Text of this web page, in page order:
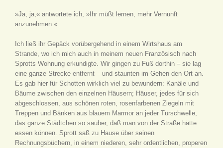
»Ja, ja,« antwortete ich, »Ihr müßt lernen, mehr Vernunft
anzunehmen.«
Ich ließ ihr Gepäck vorübergehend in einem Wirtshaus am
Strande, wo ich mich auch in meinem neuen Französisch nach
Sprotts Wohnung erkundigte. Wir gingen zu Fuß dorthin – sie lag
eine ganze Strecke entfernt – und staunten im Gehen den Ort an.
Es gab hier für Schotten wirklich viel zu bewundern: Kanäle und
Bäume zwischen den einzelnen Häusern; Häuser, jedes für sich
abgeschlossen, aus schönen roten, rosenfarbenen Ziegeln mit
Treppen und Bänken aus blauem Marmor an jeder Türschwelle,
das ganze Städtchen so sauber, daß man von der Straße hätte
essen können. Sprott saß zu Hause über seinen
Rechnungsbüchern, in einem niederen, sehr ordentlichen, properen